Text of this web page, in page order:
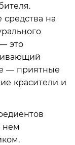
средства на
это
— приятные
красители и
нем